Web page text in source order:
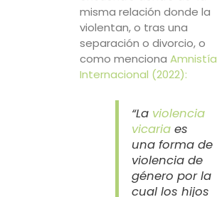
misma relación donde la
violentan, o tras una
separación o divorcio, o
como menciona Amnistía
Internacional (2022):
“La violencia
vicariaes
una forma de
violencia de
género por la
cual los hijos